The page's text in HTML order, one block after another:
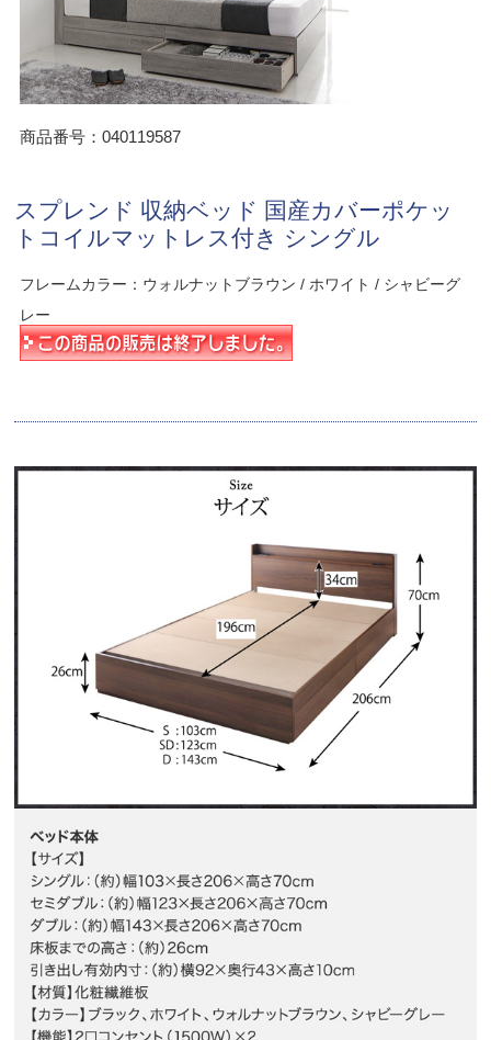
商品番号：040119587
スプレンド 収納ベッド 国産カバーポケッ
トコイルマットレス付き シングル
フレームカラー：ウォルナットブラウン / ホワイト / シャビーグ
レー